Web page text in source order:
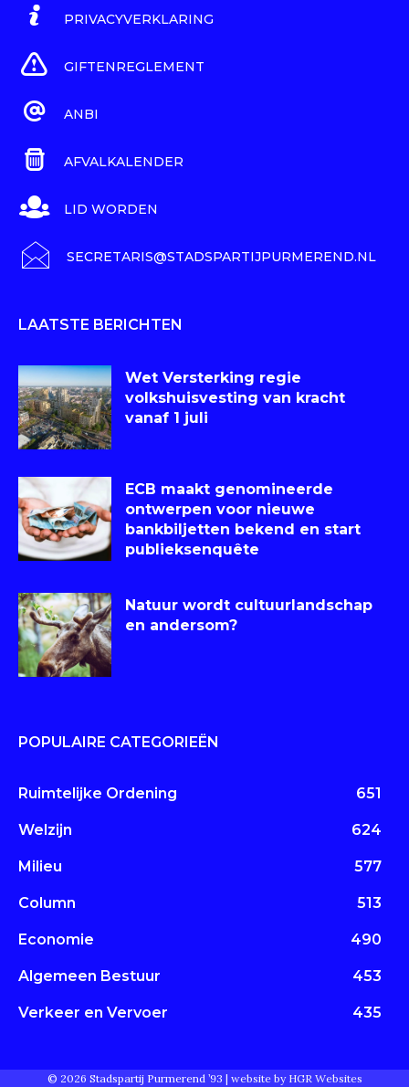
PRIVACYVERKLARING
GIFTENREGLEMENT
ANBI
AFVALKALENDER
LID WORDEN
SECRETARIS@STADSPARTIJPURMEREND.NL
LAATSTE BERICHTEN
Wet Versterking regie
volkshuisvesting van kracht
vanaf 1 juli
ECB maakt genomineerde
ontwerpen voor nieuwe
bankbiljetten bekend en start
publieksenquête
Natuur wordt cultuurlandschap
en andersom?
POPULAIRE CATEGORIEËN
Ruimtelijke Ordening 651
Welzijn 624
Milieu 577
Column 513
Economie 490
Algemeen Bestuur 453
Verkeer en Vervoer 435
© 2026 Stadspartij Purmerend ’93 | website by HGR Websites